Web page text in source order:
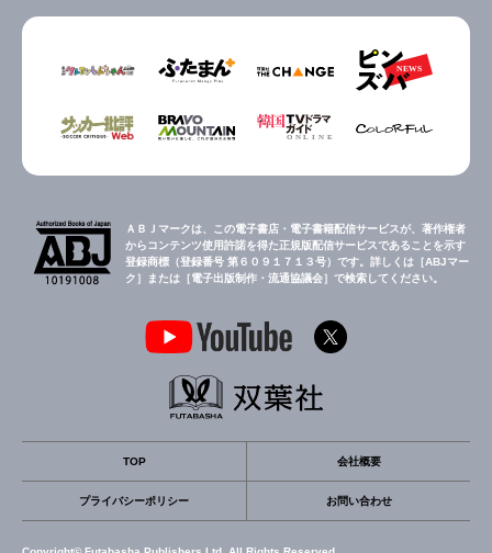
ＡＢＪマークは、この電子書店・電子書籍配信サービスが、著作権者
からコンテンツ使用許諾を得た正規版配信サービスであることを示す
登録商標（登録番号 第６０９１７１３号）です。詳しくは［ABJマー
ク］または［電子出版制作・流通協議会］で検索してください。
TOP 会社概要
プライバシーポリシー お問い合わせ